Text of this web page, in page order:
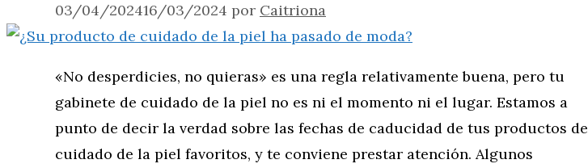
03/04/202416/03/2024 por Caitriona
«No desperdicies, no quieras» es una regla relativamente buena, pero tu
gabinete de cuidado de la piel no es ni el momento ni el lugar. Estamos a
punto de decir la verdad sobre las fechas de caducidad de tus productos de
cuidado de la piel favoritos, y te conviene prestar atención. Algunos